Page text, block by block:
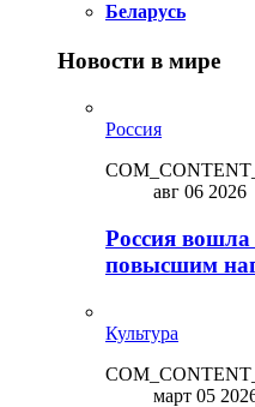
Беларусь
Новости в мире
Россия
авг 06 2026
Россия вошла
повысшим
Культура
март 05